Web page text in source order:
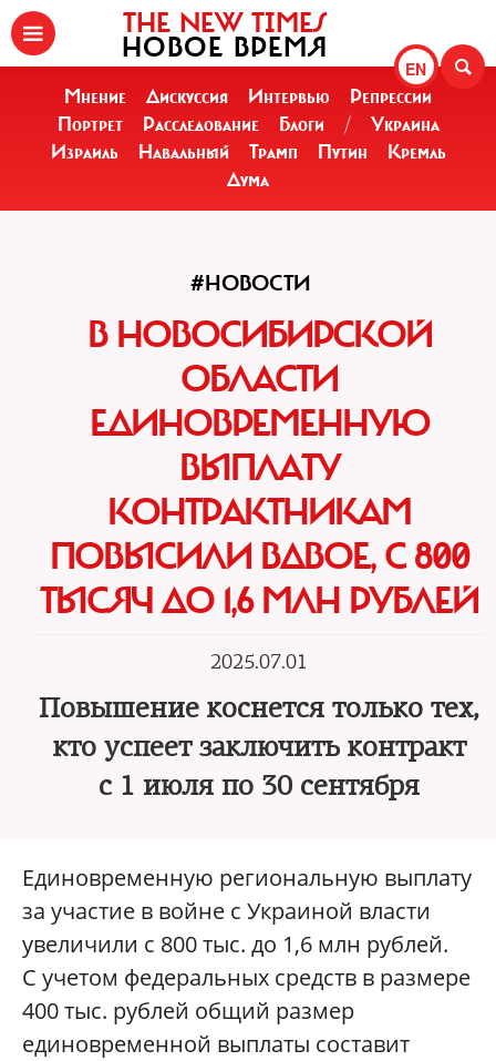
EN
THE NEW TIMES
НОВОЕ ВРЕМЯ
Мнение Дискуссия Интервью
Репрессии
Портрет
Расследование Блоги /
Украина
Израиль
Навальный Трамп Путин
Кремль
Дума
#НОВОСТИ
В НОВОСИБИРСКОЙ
ОБЛАСТИ
ЕДИНОВРЕМЕННУЮ
ВЫПЛАТУ
КОНТРАКТНИКАМ
ПОВЫСИЛИ ВДВОЕ, С 800
ТЫСЯЧ ДО 1,6 МЛН РУБЛЕЙ
2025.07.01
Повышение коснется только тех,
кто успеет заключить контракт
с 1 июля по 30 сентября
Единовременную региональную выплату
за участие в войне с Украиной власти
увеличили с 800 тыс. до 1,6 млн рублей.
С учетом федеральных средств в размере
400 тыс. рублей общий размер
единовременной выплаты составит